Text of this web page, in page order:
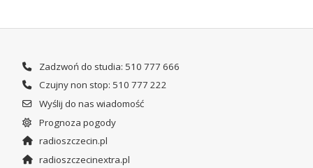
Zadzwoń do studia: 510 777 666
Czujny non stop: 510 777 222
Wyślij do nas wiadomość
Prognoza pogody
radioszczecin.pl
radioszczecinextra.pl